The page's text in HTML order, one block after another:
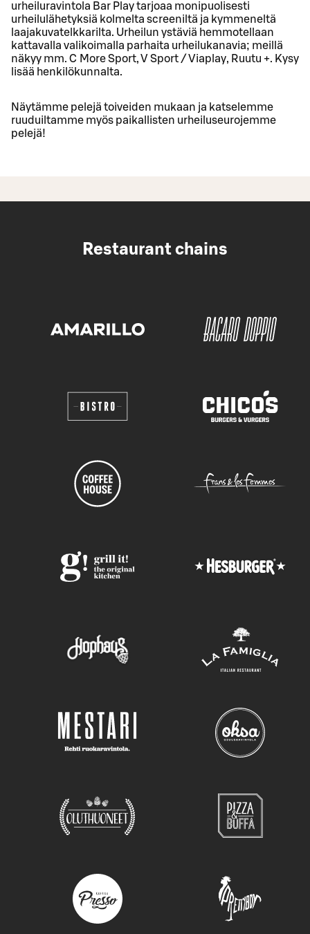
urheiluravintola Bar Play tarjoaa monipuolisesti
urheilulähetyksiä kolmelta screeniltä ja kymmeneltä
laajakuvatelkkarilta. Urheilun ystäviä hemmotellaan
kattavalla valikoimalla parhaita urheilukanavia; meillä
näkyy mm. C More Sport, V Sport / Viaplay, Ruutu +. Kysy
lisää henkilökunnalta.
Näytämme pelejä toiveiden mukaan ja katselemme
ruuduiltamme myös paikallisten urheiluseurojemme
pelejä!
Restaurant chains